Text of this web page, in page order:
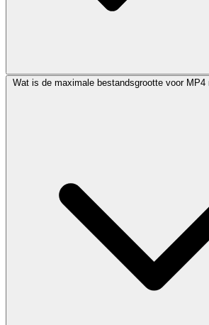
Wat is de maximale bestandsgrootte voor MP4